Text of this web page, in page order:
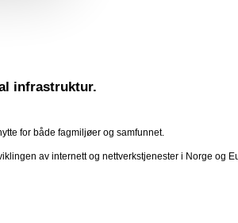
infrastruktur.
for både fagmiljøer og samfunnet.
av internett og nettverkstjenester i Norge og